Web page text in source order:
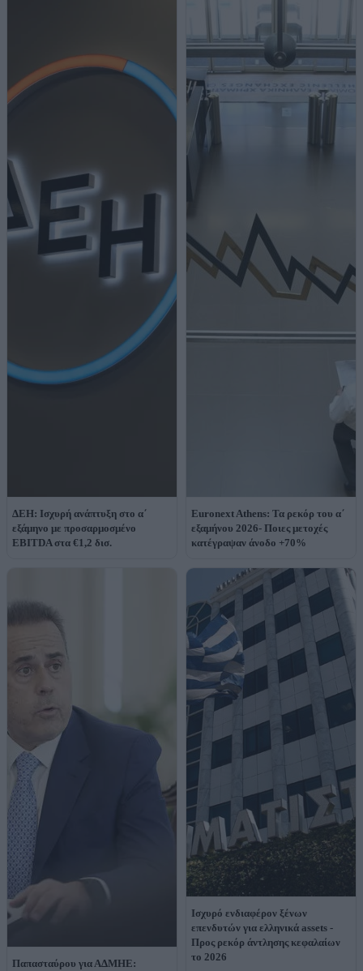
ΔΕΗ: Ισχυρή ανάπτυξη στο α΄
εξάμηνο με προσαρμοσμένο
EBITDA στα €1,2 δισ.
Euronext Athens: Τα ρεκόρ του α΄
εξαμήνου 2026- Ποιες μετοχές
κατέγραψαν άνοδο +70%
Παπασταύρου για ΑΔΜΗΕ:
Ισχυρό ενδιαφέρον ξένων
επενδυτών για ελληνικά assets -
Προς ρεκόρ άντλησης κεφαλαίων
το 2026